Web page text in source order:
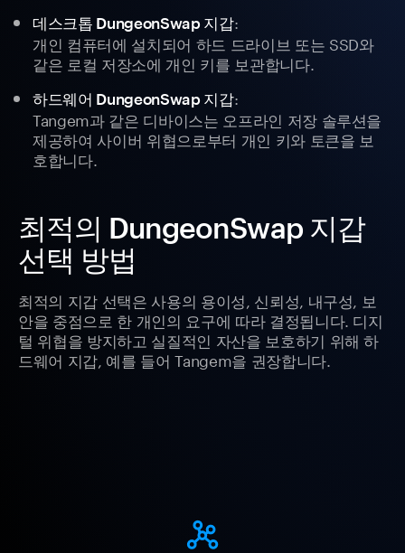
데스크톱 DungeonSwap 지갑:
개인 컴퓨터에 설치되어 하드 드라이브 또는 SSD와
같은 로컬 저장소에 개인 키를 보관합니다.
하드웨어 DungeonSwap 지갑:
Tangem과 같은 디바이스는 오프라인 저장 솔루션을
제공하여 사이버 위협으로부터 개인 키와 토큰을 보
호합니다.
최적의 DungeonSwap 지갑
선택 방법
최적의 지갑 선택은 사용의 용이성, 신뢰성, 내구성, 보
안을 중점으로 한 개인의 요구에 따라 결정됩니다. 디지
털 위협을 방지하고 실질적인 자산을 보호하기 위해 하
드웨어 지갑, 예를 들어 Tangem을 권장합니다.